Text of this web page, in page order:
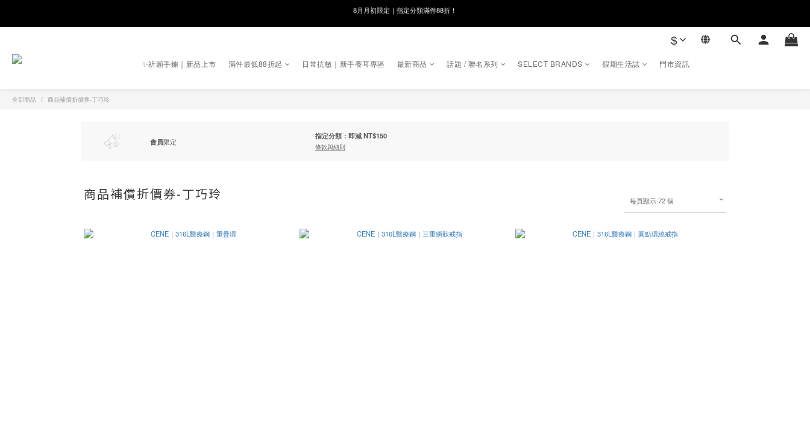
8月月初限定｜指定分類滿件88折！
線在，好事發生｜祈願新品 第2件享9折
8月月初限定｜指定分類滿件88折！
$
✨祈願手鍊｜新品上市 滿件最低88折起 日常抗敏｜新手養耳專區 最新商品 話題 / 聯名系列 SELECT BRANDS 假期生活誌 門市資訊
全部商品 商品補償折價券-丁巧玲
會員限定
指定分類：即減 NT$150
條款與細則
商品補償折價券-丁巧玲 每頁顯示 72 個